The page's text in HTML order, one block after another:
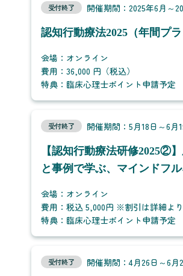
受付終了 開催期間：2025年6月～
認知行動療法2025（年間プ
会場：オンライン
費用：36,000 円（税込）
特典：臨床心理士ポイント申請予定
受付終了 開催期間：5月18日～6月
【認知行動療法研修2025②
と事例で学ぶ、マインドフ
会場：オンライン
費用：税込 5,000円 ※割引は詳細より
特典：臨床心理士ポイント申請予定
受付終了 開催期間：4月26日～6月